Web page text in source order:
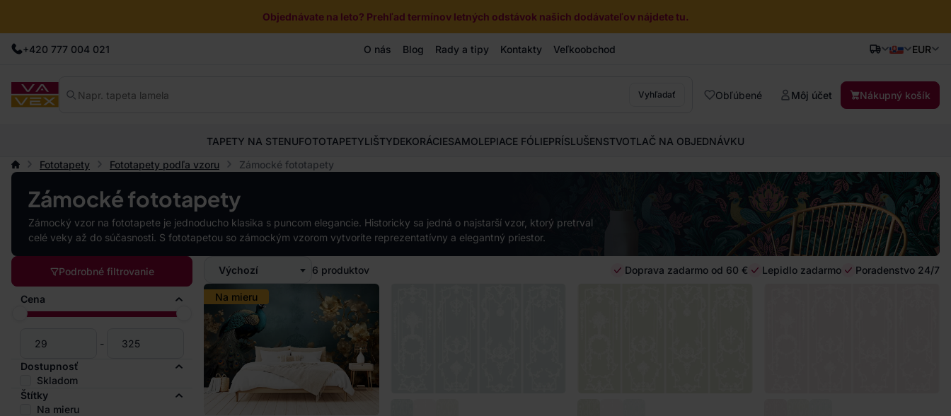
Objednávate na leto? Prehľad termínov letných odstávok našich dodávateľov nájdete tu.
+420 777 004 021 O nás Blog Rady a tipy Kontakty Veľkoobchod EUR
Vyhľadať Obľúbené Môj účet Nákupný košík
TAPETY NA STENUFOTOTAPETYLIŠTYDEKORÁCIESAMOLEPIACE FÓLIEPRÍSLUŠENSTVOTLAČ NA OBJEDNÁVKU
Fototapety
Fototapety podľa vzoru Zámocké fototapety
Zámocké fototapety
Zámocký vzor na fototapete je jednoducho klasika s puncom elegancie. Historicky sa jedná o najstarší vzor, ktorý pretrval
celé veky až do súčasnosti. S fototapetou so zámockým vzorom vytvoríte reprezentatívny a elegantný priestor.
Podrobné filtrovanie
Cena
-
Dostupnosť
Skladom
Štítky
Na mieru
Výchozí 6 produktov Doprava zadarmo od 60 € Lepidlo zadarmo Poradenstvo 24/7
Na mieru